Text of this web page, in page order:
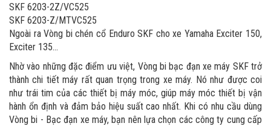
SKF 6203-2Z/VC525
SKF 6203-Z/MTVC525
Ngoài ra Vòng bi chén cổ Enduro SKF cho xe Yamaha Exciter 150,
Exciter 135...
Nhờ vào những đặc điểm ưu việt, Vòng bi bạc đạn xe máy SKF trở
thành chi tiết máy rất quan trọng trong xe máy. Nó như được coi
như trái tim của các thiết bị máy móc, giúp máy móc thiết bị vận
hành ổn định và đảm bảo hiệu suất cao nhất. Khi có nhu cầu dùng
Vòng bi - Bạc đạn xe máy, bạn nên lựa chọn các công ty cung cấp